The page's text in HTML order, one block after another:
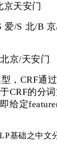
天安门
/S 北/B 京
京/天安门
，CRF通
CRF的分词
给定